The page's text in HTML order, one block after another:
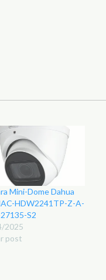
Mini-Dome Dahua
HDW2241TP-Z-A-
S2
2025
post